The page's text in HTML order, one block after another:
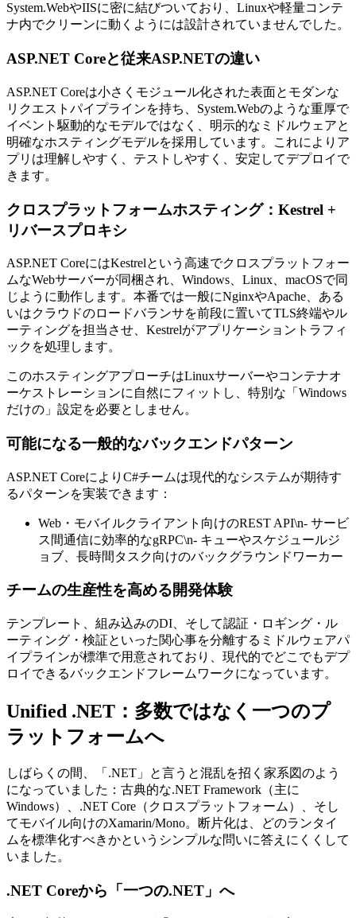
System.WebやIISに密に結びついており、Linuxや軽量コンテ
ナ内でクリーンに動くようには設計されていませんでした。
ASP.NET Coreと従来ASP.NETの違い
ASP.NET Coreは小さくモジュール化された表面とモダンな
リクエストパイプラインを持ち、System.Webのような重厚で
イベント駆動的なモデルではなく、明示的なミドルウェアと
明確なホスティングモデルを採用しています。これによりア
プリは理解しやすく、テストしやすく、安定してデプロイで
きます。
クロスプラットフォームホスティング：Kestrel +
リバースプロキシ
ASP.NET CoreにはKestrelという高速でクロスプラットフォー
ムなWebサーバーが同梱され、Windows、Linux、macOSで同
じように動作します。本番では一般にNginxやApache、ある
いはクラウドのロードバランサを前段に置いてTLS終端やル
ーティングを担当させ、Kestrelがアプリケーショントラフィ
ックを処理します。
このホスティングアプローチはLinuxサーバーやコンテナオ
ーケストレーションに自然にフィットし、特別な「Windows
だけの」設定を必要としません。
可能になる一般的なバックエンドパターン
ASP.NET CoreによりC#チームは現代的なシステムが期待す
るパターンを実装できます：
Web・モバイルクライアント向けのREST API\n- サービ
ス間通信に効率的なgRPC\n- キューやスケジュールジ
ョブ、長時間タスク向けのバックグラウンドワーカー
チームの生産性を高める開発体験
テンプレート、組み込みのDI、そして認証・ロギング・ル
ーティング・検証といった関心事を分離するミドルウェアパ
イプラインが標準で用意されており、現代的でどこでもデプ
ロイできるバックエンドフレームワークになっています。
Unified .NET：多数ではなく一つのプ
ラットフォームへ
しばらくの間、「.NET」と言うと混乱を招く家系図のよう
になっていました：古典的な.NET Framework（主に
Windows）、.NET Core（クロスプラットフォーム）、そし
てモバイル向けのXamarin/Mono。断片化は、どのランタイ
ムを標準化すべきかというシンプルな問いに答えにくくして
いました。
.NET Coreから「一つの.NET」へ